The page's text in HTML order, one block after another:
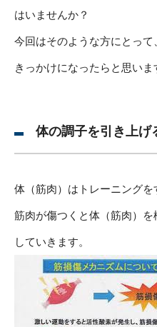
はいませんか？
今回はそのような方にとっ
きっかけになったらと思いま
体の調子を引き上げ
体（筋肉）はトレーニングを
筋肉が傷つくと体（筋肉）
していきます。